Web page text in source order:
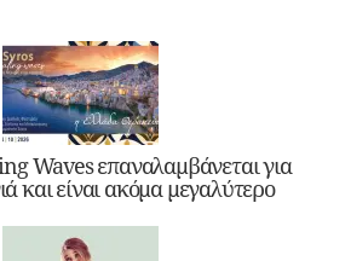
Waves επαναλαμβάνεται για
και είναι ακόμα μεγαλύτερο